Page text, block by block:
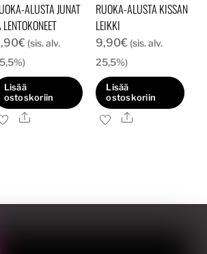
ALUSTA JUNAT
LENTOKONEET
€ (sis. alv.
Lisää
ostoskoriin
Ale
RUOKA-ALUSTA KISSAN
LEIKKI
9,90€ (sis. alv.
25,5%)
Lisää
ostoskoriin
Ale